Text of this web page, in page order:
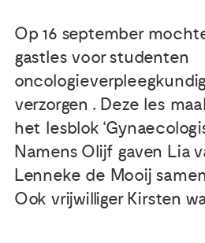
Nieuws
Agenda
Publicaties
Steun ons
Op 16 september
gastles voor studenten
verzorgen . Deze les
het lesblok
Namens Olijf gaven Lia
Lenneke de Mooij
Ook vrijwilliger Kirsten